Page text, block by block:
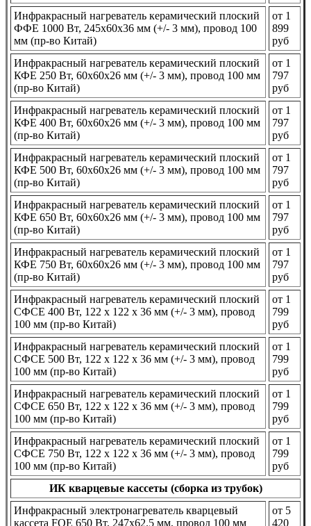
Инфракрасный нагреватель керамический плоский
ФФЕ 1000 Вт, 245x60x36 мм (+/- 3 мм), провод 100
мм (пр-во Китай)
от 1
899
руб
Инфракрасный нагреватель керамический плоский
КФЕ 250 Вт, 60x60x26 мм (+/- 3 мм), провод 100 мм
(пр-во Китай)
от 1
797
руб
Инфракрасный нагреватель керамический плоский
КФЕ 400 Вт, 60x60x26 мм (+/- 3 мм), провод 100 мм
(пр-во Китай)
от 1
797
руб
Инфракрасный нагреватель керамический плоский
КФЕ 500 Вт, 60x60x26 мм (+/- 3 мм), провод 100 мм
(пр-во Китай)
от 1
797
руб
Инфракрасный нагреватель керамический плоский
КФЕ 650 Вт, 60x60x26 мм (+/- 3 мм), провод 100 мм
(пр-во Китай)
от 1
797
руб
Инфракрасный нагреватель керамический плоский
КФЕ 750 Вт, 60x60x26 мм (+/- 3 мм), провод 100 мм
(пр-во Китай)
от 1
797
руб
Инфракрасный нагреватель керамический плоский
СФСЕ 400 Вт, 122 x 122 x 36 мм (+/- 3 мм), провод
100 мм (пр-во Китай)
от 1
799
руб
Инфракрасный нагреватель керамический плоский
СФСЕ 500 Вт, 122 x 122 x 36 мм (+/- 3 мм), провод
100 мм (пр-во Китай)
от 1
799
руб
Инфракрасный нагреватель керамический плоский
СФСЕ 650 Вт, 122 x 122 x 36 мм (+/- 3 мм), провод
100 мм (пр-во Китай)
от 1
799
руб
Инфракрасный нагреватель керамический плоский
СФСЕ 750 Вт, 122 x 122 x 36 мм (+/- 3 мм), провод
100 мм (пр-во Китай)
от 1
799
руб
ИК кварцевые кассеты (сборка из трубок)
Инфракрасный электронагреватель кварцевый
кассета FQE 650 Вт, 247x62.5 мм, провод 100 мм
от 5
420